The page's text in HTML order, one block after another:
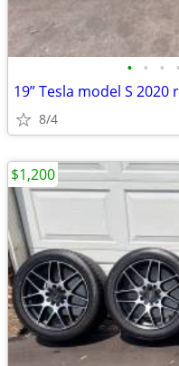
• • • •
19” Tesla model S
8/4
$1,200